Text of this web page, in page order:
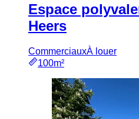
Espace
Heers
CommerciauxÀ louer
100m²